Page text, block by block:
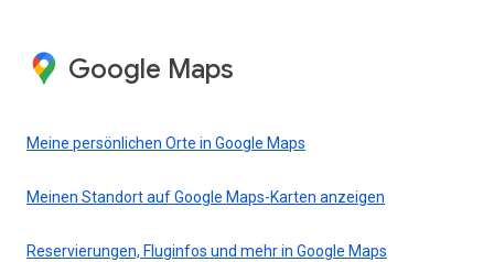
Google Maps
Meine persönlichen Orte in Google Maps
Meinen Standort auf Google Maps-Karten anzeigen
Reservierungen, Fluginfos und mehr in Google Maps